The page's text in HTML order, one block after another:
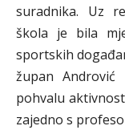
suradnika. Uz
škola je bila
sportskih
župan
pohvalu
zajedno s